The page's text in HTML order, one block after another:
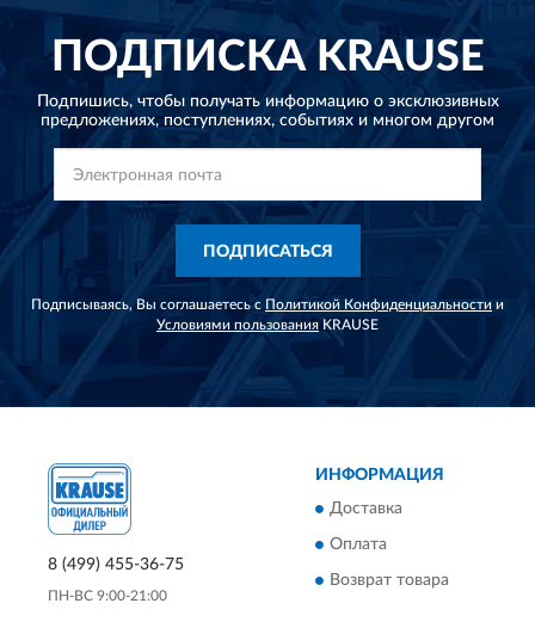
ПОДПИСКАKRAUSE
Подпишись, чтобы получать информацию о эксклюзивных
предложениях, поступлениях, событиях и многом другом
ПОДПИСАТЬСЯ
Подписываясь, Вы соглашаетесь с Политикой Конфиденциальности и
Условиями пользованияKRAUSE
8 (499) 455-36-75
ПН-ВС 9:00-21:00
ИНФОРМАЦИЯ
Доставка
Оплата
Возврат товара